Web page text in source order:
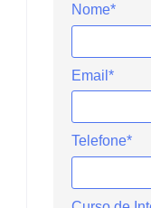
Nome*
Email*
Telefone*